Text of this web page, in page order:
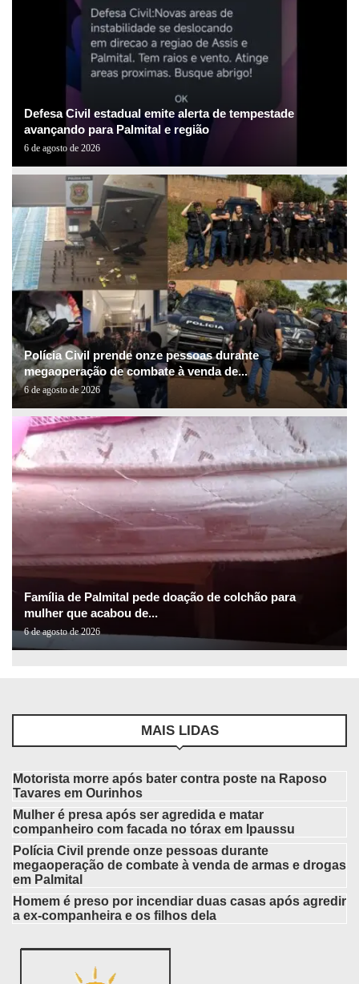
Defesa Civil estadual emite alerta de tempestade
avançando para Palmital e região
6 de agosto de 2026
Polícia Civil prende onze pessoas durante
megaoperação de combate à venda de...
6 de agosto de 2026
Família de Palmital pede doação de colchão para
mulher que acabou de...
6 de agosto de 2026
MAIS LIDAS
Motorista morre após bater contra poste na Raposo
Tavares em Ourinhos
Mulher é presa após ser agredida e matar
companheiro com facada no tórax em Ipaussu
Polícia Civil prende onze pessoas durante
megaoperação de combate à venda de armas e drogas
em Palmital
Homem é preso por incendiar duas casas após agredir
a ex-companheira e os filhos dela